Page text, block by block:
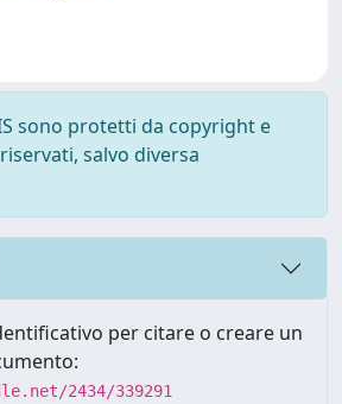
sono protetti da copyright e
salvo diversa
per citare o creare un
2434/339291